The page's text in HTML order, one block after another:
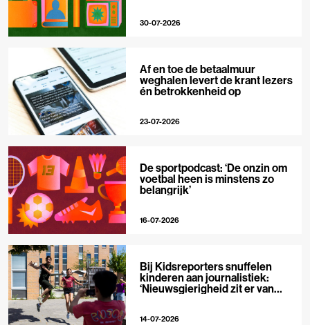
30-07-2026
Af en toe de betaalmuur
weghalen levert de krant lezers
én betrokkenheid op
23-07-2026
De sportpodcast: ‘De onzin om
voetbal heen is minstens zo
belangrijk’
16-07-2026
Bij Kidsreporters snuffelen
kinderen aan journalistiek:
‘Nieuwsgierigheid zit er van
14-07-2026